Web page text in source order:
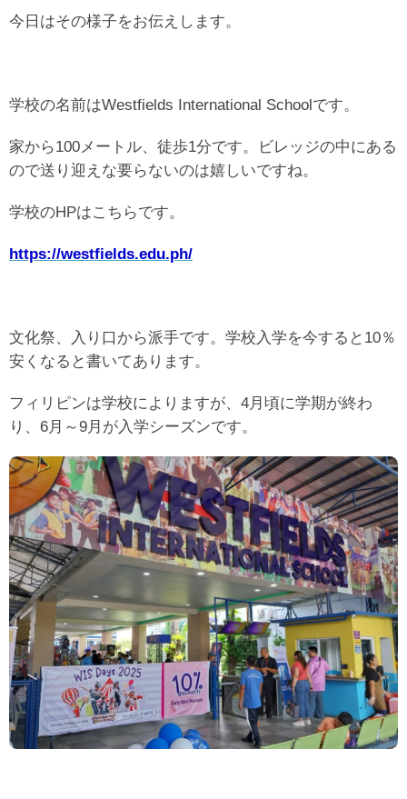
今日はその様子をお伝えします。
学校の名前はWestfields International Schoolです。
家から100メートル、徒歩1分です。ビレッジの中にある
ので送り迎えな要らないのは嬉しいですね。
学校のHPはこちらです。
https://westfields.edu.ph/
文化祭、入り口から派手です。学校入学を今すると10％
安くなると書いてあります。
フィリピンは学校によりますが、4月頃に学期が終わ
り、6月～9月が入学シーズンです。